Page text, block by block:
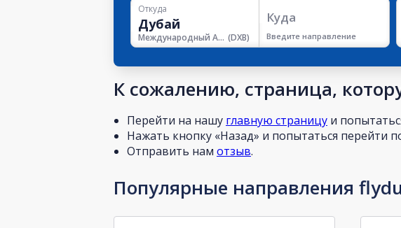
Откуда
Международный Аэропорт Дубая (DXB)
Куда
Введите направление
К сожалению, страница,
Перейти на нашу главную страницу и
Нажать кнопку «Назад» и попытаться перейти
Отправить нам отзыв.
Популярные направления